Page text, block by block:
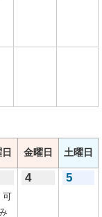
金曜日 土曜日
可
4 5